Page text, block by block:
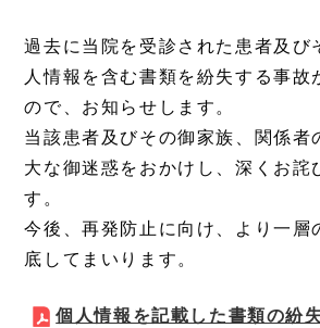
過去に当院を受診された患者及び
人情報を含む書類を紛失する事故
ので、お知らせします。
当該患者及びその御家族、関係者
大な御迷惑をおかけし、深くお詫
す。
今後、再発防止に向け、より一層
底してまいります。
個人情報を記載した書類の紛